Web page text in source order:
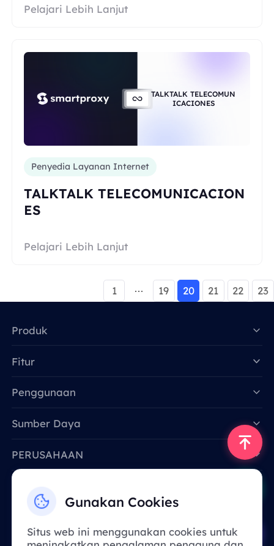
Pelajari Lebih Lanjut
TALKTALK TELECOMUN
ICACIONES
Penyedia Layanan Internet
TALKTALK TELECOMUNICACION
ES
Pelajari Lebih Lanjut
1 19 20 21 22 23
Gunakan Cookies
Situs web ini menggunakan cookies untuk
Produk
Fitur
Penggunaan
Sumber Daya
PERUSAHAAN
Email: support@smartproxy.org